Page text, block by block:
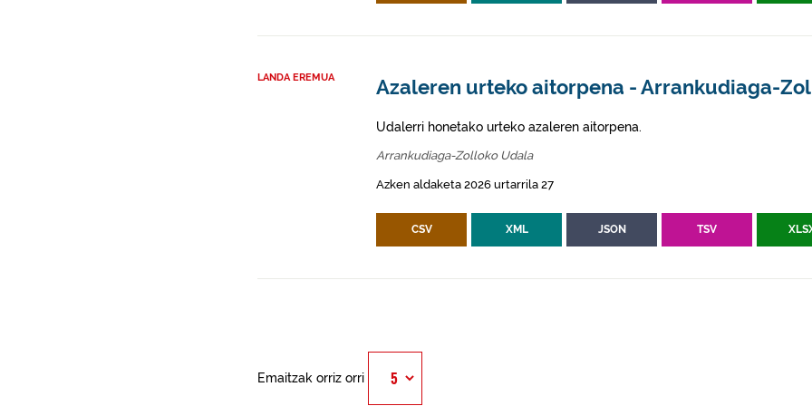
LANDA EREMUA Azaleren urteko aitorpena - Arrankudiaga-
Udalerri honetako urteko azaleren aitorpena.
Arrankudiaga-Zolloko Udala
Azken aldaketa 2026 urtarrila 27
CSV XML JSON TSV
Emaitzak orriz orri